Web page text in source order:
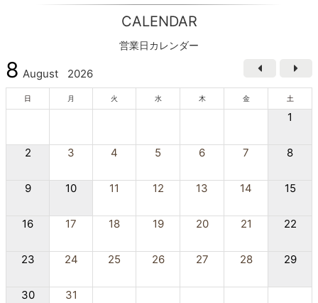
CALENDAR
営業日カレンダー
8 August 2026
日 月 火 水 木 金 土
1
2 3 4 5 6 7 8
9 10 11 12 13 14 15
16 17 18 19 20 21 22
23 24 25 26 27 28 29
30 31